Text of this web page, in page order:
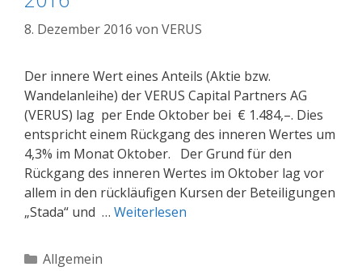
8. Dezember 2016 von VERUS
Der innere Wert eines Anteils (Aktie bzw.
Wandelanleihe) der VERUS Capital Partners AG
(VERUS) lag per Ende Oktober bei € 1.484,–. Dies
entspricht einem Rückgang des inneren Wertes um
4,3% im Monat Oktober. Der Grund für den
Rückgang des inneren Wertes im Oktober lag vor
allem in den rückläufigen Kursen der Beteiligungen
„Stada“ und … Weiterlesen
Kategorien
Allgemein